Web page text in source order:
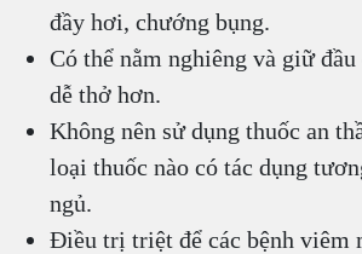
đầy hơi, chướng bụng.
Có thể nằm nghiêng và giữ
dễ thở hơn.
Không nên sử dụng thuốc an
loại thuốc nào có tác dụng
ngủ.
Điều trị triệt để các bệnh viêm